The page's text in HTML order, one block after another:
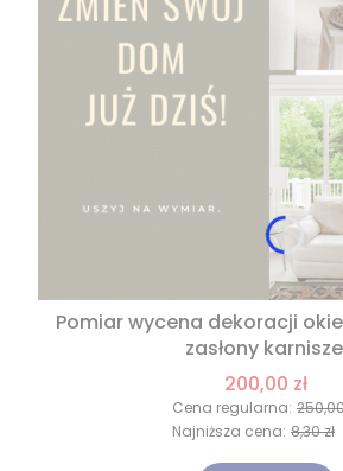
Pomiar wycena dekoracji
zasłony
200,00 zł
Cena regularna:
Najniższa cena: 8,30 zł